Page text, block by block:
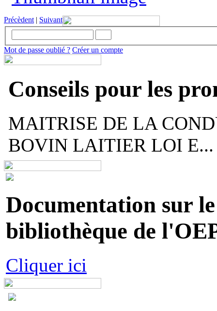
Précèdent | Suivant
Mot de passe oublié ? Créer un compte
Conseils pour les
MAITRISE DE LA
BOVIN LAITIER LOI E...
Documentation sur
bibliothèque de
Cliquer ici